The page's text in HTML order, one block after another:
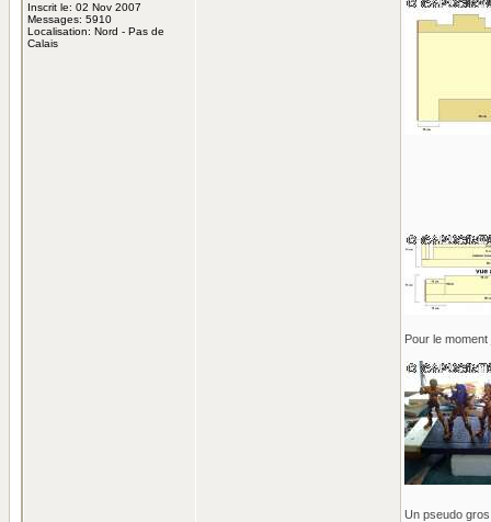
Inscrit le: 02 Nov 2007
Messages: 5910
Localisation: Nord - Pas de
Calais
Pour le
Un pseudo